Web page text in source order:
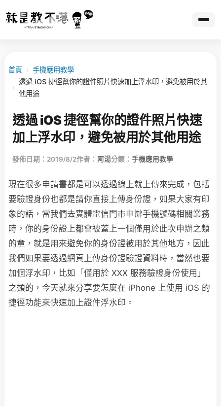
首頁 › 手機應用教學
›
透過 iOS 捷徑幫你的證件照片快速加上浮水印，避免被用於其
他用途
透過 iOS 捷徑幫你的證件照片快速
加上浮水印，避免被用於其他用途
發佈日期：2019/8/2作者： 阿湯分類： 手機應用教學
現在很多申請書都是可以透過線上就上傳來完成，包括
要驗證身份也都是請你直接上傳身份證，如果大家有印
象的話，當我們去實體電信門市申辦手機號碼相關業務
時，你的身份證上都會被蓋上一個僅用於此次申辦之類
的章，就是用來避免你的身份證被用於其他地方，因此
我們如果要透過網頁上傳身份證驗證資料時，當然也要
加個浮水印，比如「僅用於 XXX 服務驗證身份使用」
之類的，今天就來分享要怎麼在 iPhone 上使用 iOS 的
捷徑功能來快速加上證件浮水印。